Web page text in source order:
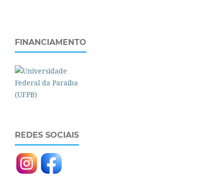
FINANCIAMENTO
REDES SOCIAIS